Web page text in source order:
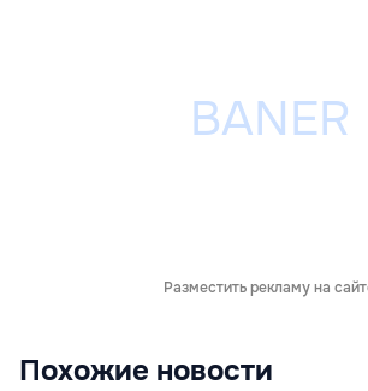
Разместить рекламу на
Похожие новости